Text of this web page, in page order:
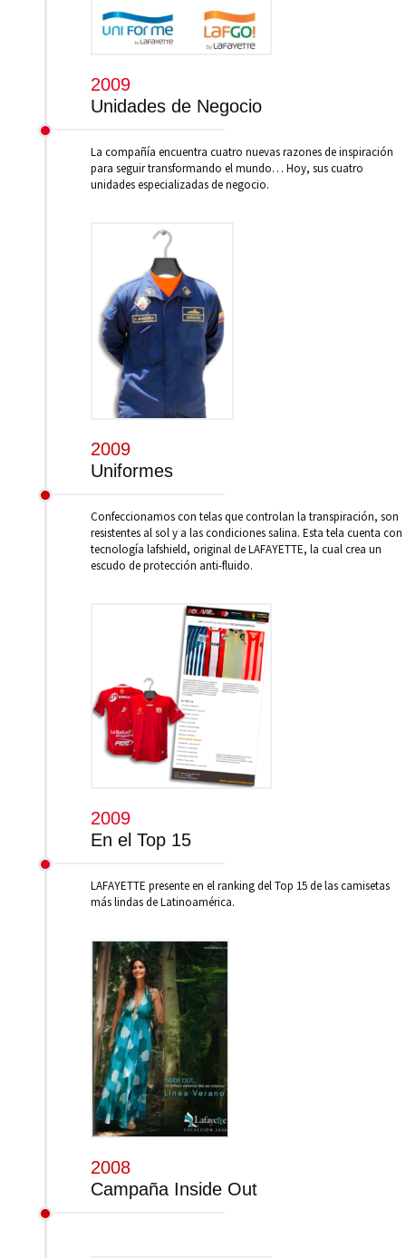
2009
Unidades de Negocio
La compañía encuentra cuatro nuevas razones de inspiración
para seguir transformando el mundo… Hoy, sus cuatro
unidades especializadas de negocio.
2009
Uniformes
Confeccionamos con telas que controlan la transpiración, son
resistentes al sol y a las condiciones salina. Esta tela cuenta con
tecnología lafshield, original de LAFAYETTE, la cual crea un
escudo de protección anti-fluido.
2009
En el Top 15
LAFAYETTE presente en el ranking del Top 15 de las camisetas
más lindas de Latinoamérica.
2008
Campaña Inside Out